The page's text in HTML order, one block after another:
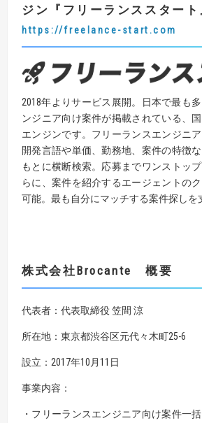
ジン 『 フリーランススタート
https://freelance-start.com
2018年よりサービス展開。日本で最も
ンジニア向け案件が掲載されている、
エンジンです。フリーランスエンジニア
開発言語や単価、勤務地、案件の特徴
もとに横断検索。応募までワンストッ
らに、案件を紹介するエージェントの
可能。最も自分にマッチする案件探しを
株式会社Brocante 概要
代表者：代表取締役 笠間 涼
所在地：東京都渋⾕区元代々⽊町25-6
設⽴：2017年10⽉11⽇
事業内容：
・フリーランスエンジニア向け案件⼀